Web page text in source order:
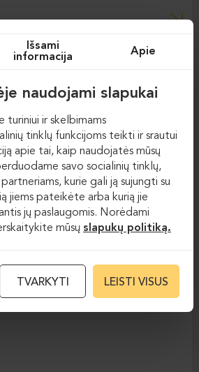
BOXY
Foteliai
Išsami
informacija
Apie
naudojami slapukai
turiniui ir skelbimams
tinklų funkcijoms teikti ir srautui
apie tai, kaip naudojatės mūsų
savo socialinių tinklų,
kurie gali ją sujungti su
jiems pateikėte arba kurią jie
jų paslaugomis. Norėdami
mūsų slapukų politiką.
TVARKYTI LEISTI VISUS